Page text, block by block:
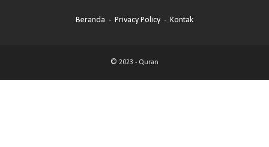
Beranda Privacy Policy Kontak
© 2023 - Quran